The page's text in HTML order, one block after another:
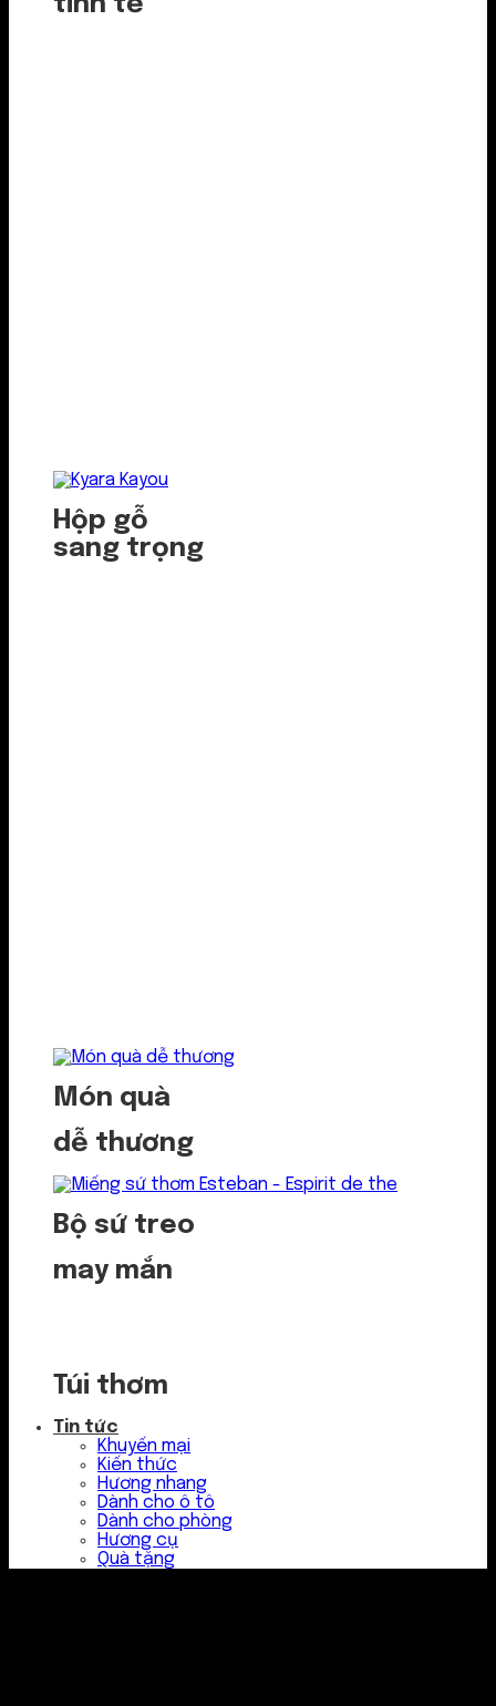
Hộp gỗ
sang trọng
Món quà
dễ thương
Bộ sứ treo
may mắn
Túi thơm
Tin tức
Khuyến mại
Kiến thức
Hương nhang
Dành cho ô tô
Dành cho phòng
Hương cụ
Quà tặng